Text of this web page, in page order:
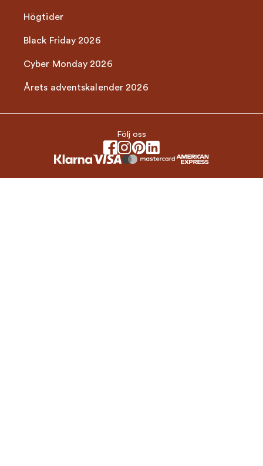
Högtider
Black Friday 2026
Cyber Monday 2026
Årets adventskalender 2026
Följ oss